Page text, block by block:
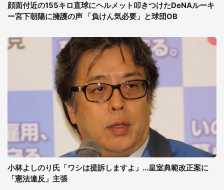
顔面付近の155キロ直球にヘルメット叩きつけたDeNAルーキ
ー宮下朝陽に擁護の声 「負けん気必要」と球団OB
小林よしのり氏「ワシは提訴しますよ」...皇室典範改正案に
「憲法違反」主張